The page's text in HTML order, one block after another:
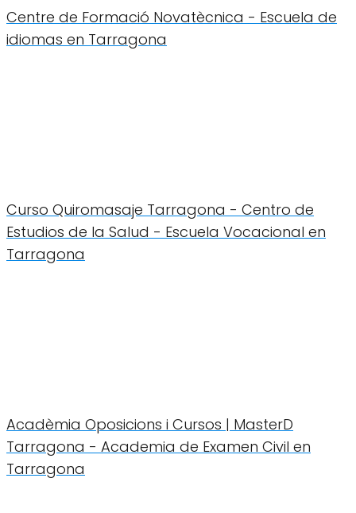
Centre de Formació Novatècnica - Escuela de
idiomas en Tarragona
Curso Quiromasaje Tarragona - Centro de
Estudios de la Salud - Escuela Vocacional en
Tarragona
Acadèmia Oposicions i Cursos | MasterD
Tarragona - Academia de Examen Civil en
Tarragona